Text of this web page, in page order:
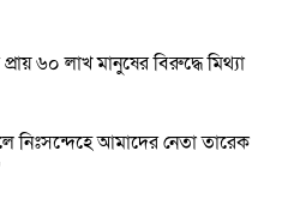
৬০ লাখ মানুষের বিরুদ্ধে মিথ্যা
নিঃসন্দেহে আমাদের নেতা তারেক